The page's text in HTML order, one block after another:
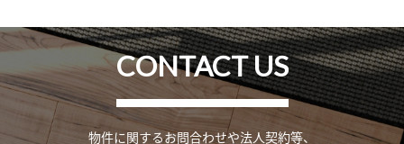
CONTACT US
物件に関するお問合わせや法人契約等、